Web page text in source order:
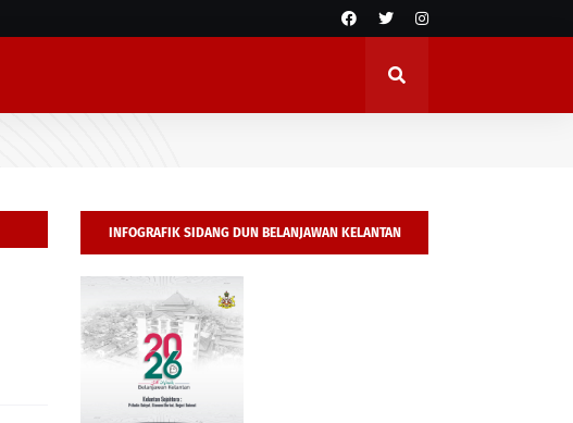
INFOGRAFIK SIDANG DUN BELANJAWAN KELANTAN
2026